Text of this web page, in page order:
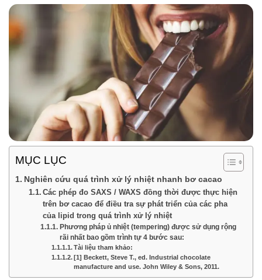
MỤC LỤC
Nghiên cứu quá trình xử lý nhiệt nhanh bơ cacao
Các phép đo SAXS / WAXS đồng thời được thực hiện
trên bơ cacao để điều tra sự phát triển của các pha
của lipid trong quá trình xử lý nhiệt
Phương pháp ủ nhiệt (tempering) được sử dụng rộng
rãi nhất bao gồm trình tự 4 bước sau:
Tài liệu tham khảo:
[1] Beckett, Steve T., ed. Industrial chocolate
manufacture and use. John Wiley & Sons, 2011.